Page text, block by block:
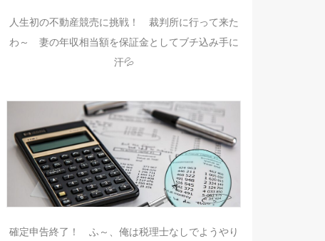
人生初の不動産競売に挑戦！ 裁判所に行って来た
わ～ 妻の年収相当額を保証金としてブチ込み手に
汗💦
確定申告終了！ ふ～、俺は税理士なしでようやり